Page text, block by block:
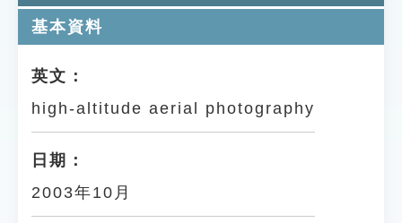
單字索引
遊戲專區
教學應用
貓頭鷹博士
基本資料
英文：
high-altitude aerial photography
日期：
2003年10月